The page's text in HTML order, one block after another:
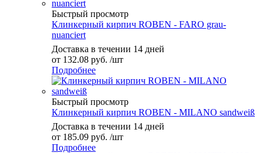
Быстрый просмотр
Клинкерный кирпич ROBEN - FARO grau-
nuanciert
Доставка в течении 14 дней
от 132.08 руб. /шт
Подробнее
Быстрый просмотр
Клинкерный кирпич ROBEN - MILANO sandweiß
Доставка в течении 14 дней
от 185.09 руб. /шт
Подробнее